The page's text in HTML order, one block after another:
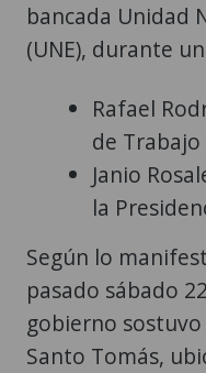
bancada Unidad
(UNE), durante
Rafael
de Trabajo
Janio
la
Según lo
pasado sábado
gobierno
Santo Tomás,